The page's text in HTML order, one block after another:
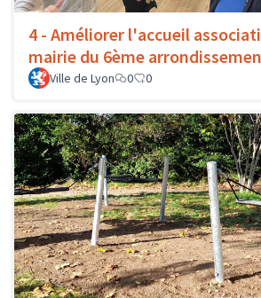
4 - Améliorer l'accueil
mairie du 6ème
Ville de Lyon 0 0